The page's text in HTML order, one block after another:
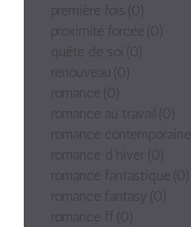
première fois (0)
proximité forcée (0)
quête de soi (0)
renouveau (0)
romance (0)
romance au travail (0)
romance contemporaine
romance d'hiver(0)
romance fantastique (0)
romance fantasy (0)
romance ff (0)